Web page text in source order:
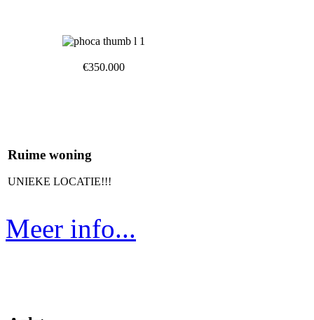
€350.000
Ruime woning
UNIEKE LOCATIE!!!
Meer info...